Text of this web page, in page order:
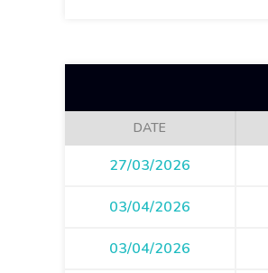
DATE
27/03/2026
03/04/2026
03/04/2026